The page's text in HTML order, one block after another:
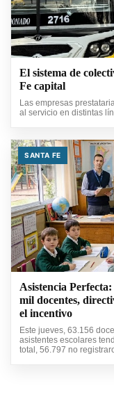
El sistema de
Fe capital
Las empresas
al servicio en distintas
SANTA FE
Asistencia
mil docentes,
el incentivo
Este jueves, 63.156
asistentes escolares
total, 56.797 no